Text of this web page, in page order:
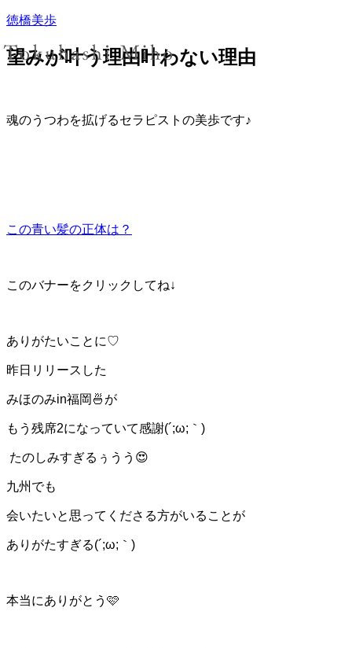
徳橋美歩
望みが叶う理由叶わない理由
魂のうつわを拡げるセラピストの美歩です♪
この青い髪の正体は？
このバナーをクリックしてね↓
ありがたいことに♡
昨日リリースした
みほのみin福岡🍜が
もう残席2になっていて感謝(´;ω;｀)
たのしみすぎるぅうう😍
九州でも
会いたいと思ってくださる方がいることが
ありがたすぎる(´;ω;｀)
本当にありがとう🩷